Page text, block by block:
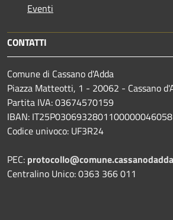
Eventi
CONTATTI
Comune di Cassano d'Adda
Piazza Matteotti, 1 - 20062 - Cassano
Partita IVA: 03674570159
IBAN: IT25P0306932801100000046058
Codice univoco: UF3R24
PEC:
Centralino Unico: 0363 366 011